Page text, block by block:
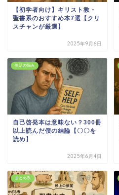
【初学者向け】キリスト教・
聖書系のおすすめ本7選【クリ
スチャンが厳選】
2025年9月6日
生活の悩み
自己啓発本は意味ない？300冊
以上読んだ僕の結論【〇〇を
読め】
2025年6月4日
まとめ系